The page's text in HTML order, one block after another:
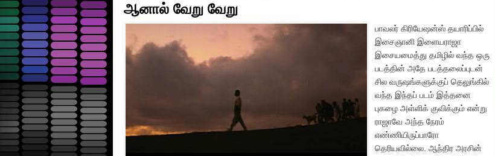
ஆனால் வேறு வேறு
பாவலர் கிரியேஷன்ஸ் தயாரிப்பில்
இசைஞானி இளையராஜா
இசையமைத்து தமிழில் வந்த ஒரு
படத்தின் அதே படத்தலைப்புடன்
சில வருஷங்களுக்குப் தெலுங்கில்
வந்த இந்தப் படம் இத்தனை
புகழை அள்ளிக் குவிக்கும் என்று
ராஜாவே அந்த நேரம்
எண்ணியிருப்பாரோ
தெரியவில்லை. ஆந்திர அரசின்